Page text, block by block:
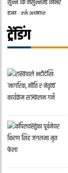
ट्रेंडिंग